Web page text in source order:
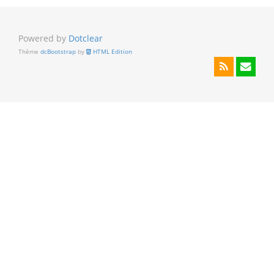
Powered by Dotclear
Thème dcBootstrap by HTML Edition